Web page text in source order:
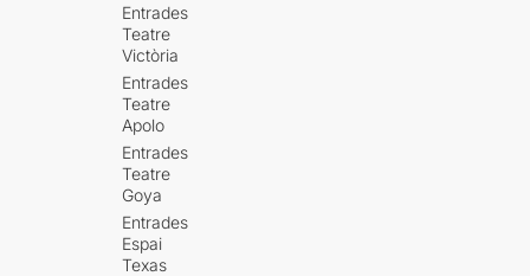
Entrades
Teatre
Victòria
Entrades
Teatre
Apolo
Entrades
Teatre
Goya
Entrades
Espai
Texas